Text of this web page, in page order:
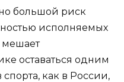
большой риск
исполняемых
мешает
оставаться одним
как в России,